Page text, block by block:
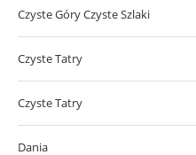
Czyste Góry Czyste Szlaki
Czyste Tatry
Czyste Tatry
Dania